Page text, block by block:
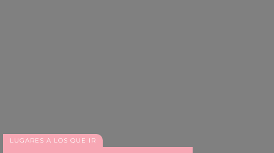
LUGARES A LOS QUE IR